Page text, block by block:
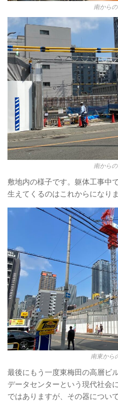
南から
南から
敷地内の様子です。躯体工事中
生えてくるのはこれからになりま
南東から
最後にもう一度東梅田の高層ビ
データセンターという現代社会
ではありますが、その器につい